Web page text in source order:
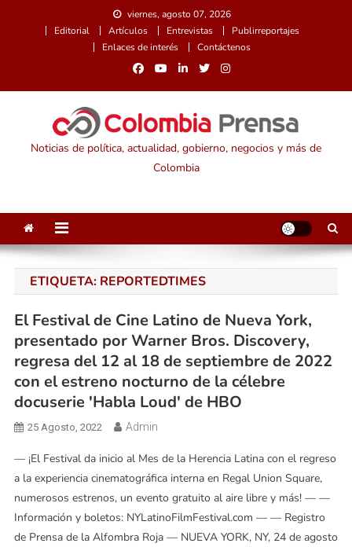
viernes, agosto 07, 2026
Editorial
Artículos Entrevistas
Publirreportajes
Enlaces de interés
Contáctenos
Noticias de política, actualidad, gobierno, negocios y más de
Colombia
ETIQUETA: REPORTEDTIMES
El Festival de Cine Latino de Nueva York,
presentado por Warner Bros. Discovery,
regresa del 12 al 18 de septiembre de 2022
con el estreno nocturno de la célebre
docuserie 'Habla Loud' de HBO
25 Agosto, 2022 Admin
— ¡El Festival da inicio al Mes de la Herencia Latina con el regreso
a la experiencia cinematográfica interna en Regal Union Square,
numerosos estrenos, un evento gratuito al aire libre y más! — —
Información y boletos: NYLatinoFilmFestival.com — — Registro
de Prensa de la Alfombra Roja — NUEVA YORK, NY, 24 de agosto